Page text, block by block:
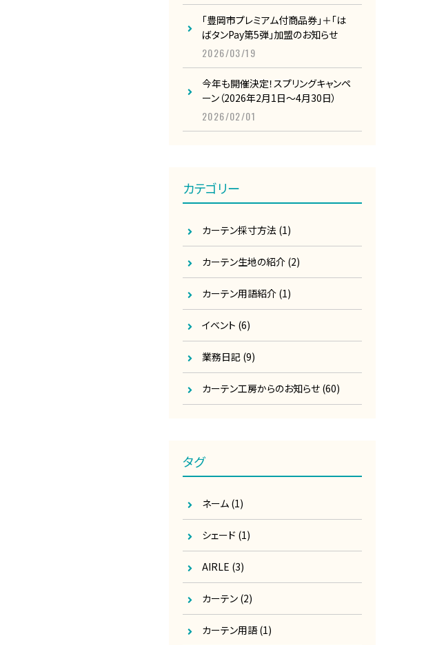
「豊岡市プレミアム付商品券」＋「は
ばタンPay第5弾」加盟のお知らせ
2026/03/19
今年も開催決定！スプリングキャンペ
ーン（2026年2月1日～4月30日）
2026/02/01
カテゴリー
カーテン採寸方法 (1)
カーテン生地の紹介 (2)
カーテン用語紹介 (1)
イベント (6)
業務日記 (9)
カーテン工房からのお知らせ (60)
タグ
カーテン用語(1)
カーテン (2)
AIRLE (3)
シェード (1)
ネーム (1)